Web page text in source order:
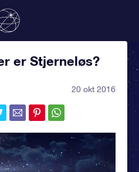
er Stjerneløs?
20 okt 2016